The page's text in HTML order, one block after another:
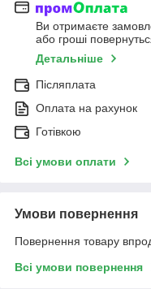
Ви отримаєте
або гроші
Детальніше
Післяплата
Оплата на рахунок
Готівкою
Всі умови оплати
Умови повернення
Повернення товару
Всі умови повернення